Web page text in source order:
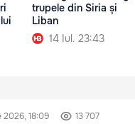
trupele din Siria și
Liban
14 Iul. 23:43
2026, 18:09 13 707